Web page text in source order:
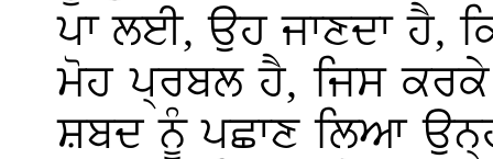
ਪਾ ਲਈ, ਉਹ ਜਾਣਦਾ ਹੈ,
ਮੋਹ ਪ੍ਰਬਲ ਹੈ, ਜਿਸ ਕਰਕੇ
ਸ਼ਬਦ ਨੂੰ ਪਛਾਣ ਲਿਆ